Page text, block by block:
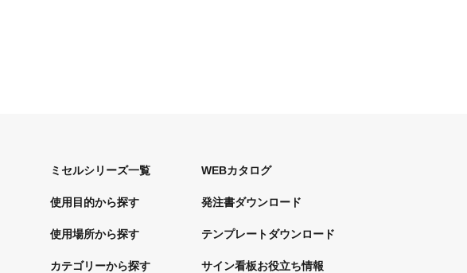
ミセルシリーズ一覧
使用目的から探す
使用場所から探す
カテゴリーから探す
WEBカタログ
発注書ダウンロード
テンプレートダウンロード
サイン看板お役立ち情報